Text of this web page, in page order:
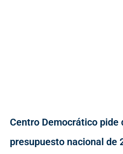
Centro Democrático pide
presupuesto nacional de